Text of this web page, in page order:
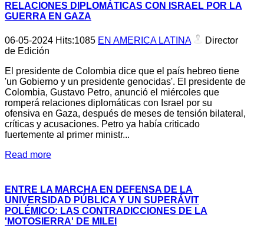
RELACIONES DIPLOMÁTICAS CON ISRAEL POR LA
GUERRA EN GAZA
06-05-2024 Hits:1085 EN AMERICA LATINA
Director
de Edición
El presidente de Colombia dice que el país hebreo tiene
'un Gobierno y un presidente genocidas'. El presidente de
Colombia, Gustavo Petro, anunció el miércoles que
romperá relaciones diplomáticas con Israel por su
ofensiva en Gaza, después de meses de tensión bilateral,
críticas y acusaciones. Petro ya había criticado
fuertemente al primer ministr...
Read more
ENTRE LA MARCHA EN DEFENSA DE LA
UNIVERSIDAD PÚBLICA Y UN SUPERÁVIT
POLÉMICO: LAS CONTRADICCIONES DE LA
'MOTOSIERRA' DE MILEI